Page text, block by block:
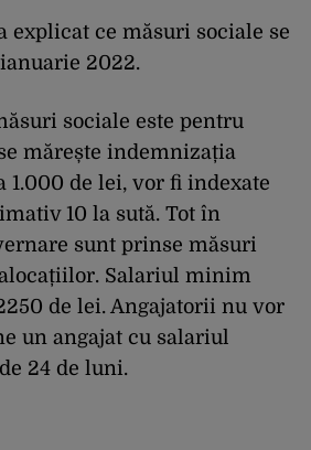
explicat ce măsuri sociale se
2022.
sociale este pentru
mărește indemnizația
1.000 de lei, vor fi indexate
10 la sută. Tot în
sunt prinse măsuri
Salariul minim
de lei. Angajatorii nu vor
un angajat cu salariul
24 de luni.